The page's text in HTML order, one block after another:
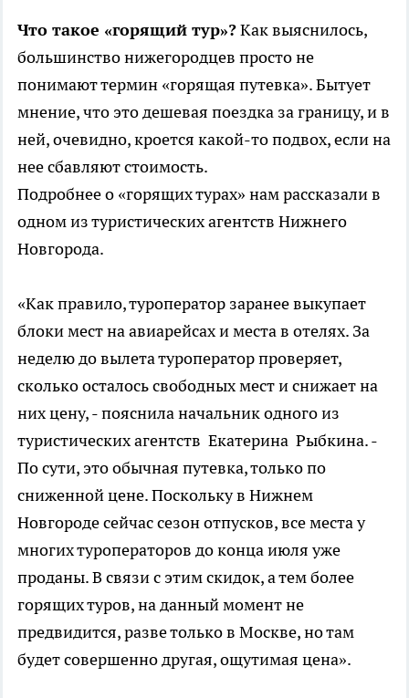
Что такое «горящий тур»?Как выяснилось,
большинство нижегородцев просто не
понимают термин «горящая путевка». Бытует
мнение, что это дешевая поездка за границу, и в
ней, очевидно, кроется какой-то подвох, если на
нее сбавляют стоимость.
Подробнее о «горящих турах» нам рассказали в
одном из туристических агентств Нижнего
Новгорода.
«Как правило, туроператор заранее выкупает
блоки мест на авиарейсах и места в отелях. За
неделю до вылета туроператор проверяет,
сколько осталось свободных мест и снижает на
них цену, - пояснила начальник одного из
туристических агентств Екатерина Рыбкина. -
По сути, это обычная путевка, только по
сниженной цене. Поскольку в Нижнем
Новгороде сейчас сезон отпусков, все места у
многих туроператоров до конца июля уже
проданы. В связи с этим скидок, а тем более
горящих туров, на данный момент не
предвидится, разве только в Москве, но там
будет совершенно другая, ощутимая цена».